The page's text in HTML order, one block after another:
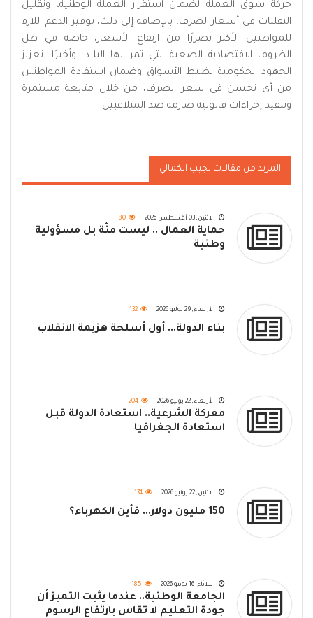
حركة سوق العملة لضمان استقرار العملة الوطنية، وتقليل
التقلبات في أسعار الصرف. بالإضافة إلى ذلك، توفير الدعم اللازم
للمواطنين الأكثر تضررًا من ارتفاع الأسعار، خاصة في ظل
الظروف الاقتصادية الصعبة التي تمر بها البلاد. وأخيرًا، تعزيز
الجهود الحكومية لضبط الأسواق وضمان استفادة المواطنين
من أي تحسن في سعر الصرف، من خلال متابعة مستمرة
وتنفيذ إجراءات قانونية صارمة ضد المتلاعبين.
المزيد من مقالات نجيب الكمالي
الاثنين, 03 أغسطس 2026 80
حماية العمال .. ليست منّة بل مسؤولية
وطنية
الأربعاء, 29 يوليو 2026 132
بناء الدولة... أول أسلحة هزيمة الانقلاب
الأربعاء, 22 يوليو 2026 204
معركة الشرعية.. استعادة الدولة قبل
استعادة الجغرافيا
الاثنين, 22 يونيو 2026 174
150 مليون دولار... فأين الكهرباء؟
الثلاثاء, 16 يونيو 2026 185
الجامعة الوطنية.. عندما يثبت التميز أن
جودة التعليم لا تقاس بارتفاع الرسوم